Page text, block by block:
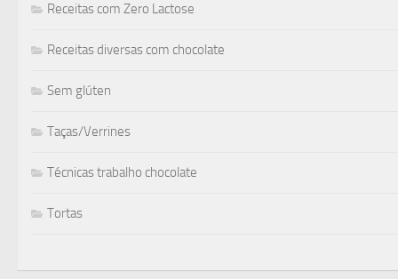
Receitas com Zero Lactose
Receitas diversas com chocolate
Sem glúten
Taças/Verrines
Técnicas trabalho chocolate
Tortas